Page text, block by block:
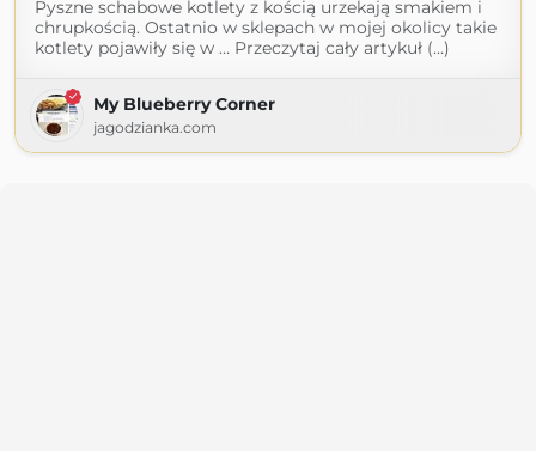
Pyszne schabowe kotlety z kością urzekają smakiem i
chrupkością. Ostatnio w sklepach w mojej okolicy takie
kotlety pojawiły się w … Przeczytaj cały artykuł (...)
My Blueberry Corner
jagodzianka.com